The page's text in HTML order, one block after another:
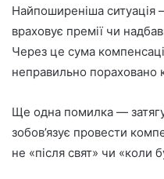
Найпоширеніша
враховує премії чи
Через це сума
неправильно пораховано
Ще одна помилка —
зобов’язує провести
не «після свят» чи «коли